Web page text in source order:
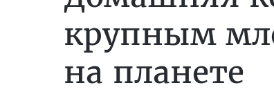
крупным
на планете